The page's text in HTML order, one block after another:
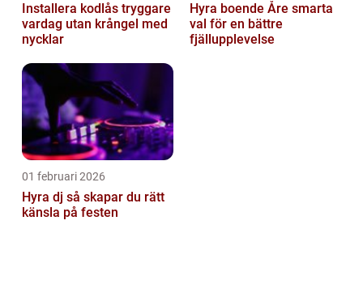
Installera kodlås tryggare
vardag utan krångel med
nycklar
Hyra boende Åre smarta
val för en bättre
fjällupplevelse
01 februari 2026
Hyra dj så skapar du rätt
känsla på festen